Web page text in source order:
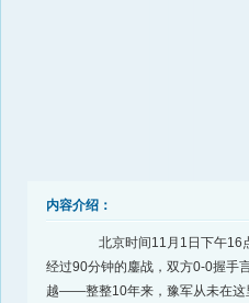
内容介绍：
北京时间11月1日下午16点
经过90分钟的鏖战，双方0-0握手
越——整整10年来，豫军从未在这